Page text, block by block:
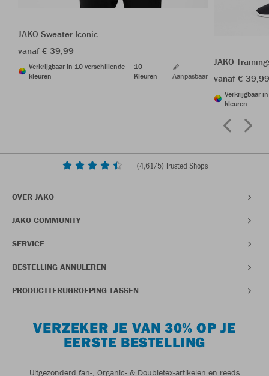
JAKO Sweater Iconic
vanaf € 39,99
Verkrijgbaar in 10 verschillende
kleuren
10
Kleuren
Aanpasbaar
JAKO
vanaf €
Verkrijgbaar
kleuren
(4,61/5) Trusted Shops
OVER JAKO
JAKO COMMUNITY
SERVICE
BESTELLING ANNULEREN
PRODUCTTERUGROEPING TASSEN
VERZEKER JE VAN 30% OP JE
EERSTE BESTELLING
Uitgezonderd fan-, Organic- & Doubletex-artikelen en reeds